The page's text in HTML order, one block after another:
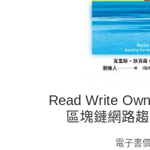
Read Write
區塊鏈網路
電子書